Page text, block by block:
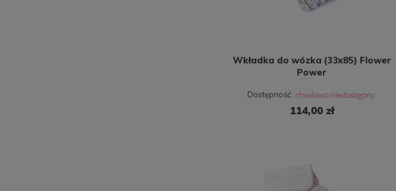
Wkładka do wózka (33x85) Flower
Power
Dostępność:
114,00 zł